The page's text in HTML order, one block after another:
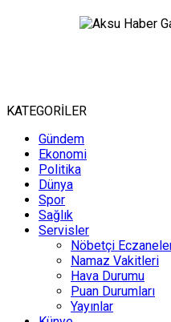
KATEGORİLER
Gündem
Ekonomi
Politika
Dünya
Spor
Sağlık
Servisler
Nöbetçi
Namaz Vakitleri
Hava Durumu
Puan Durumları
Yayınlar